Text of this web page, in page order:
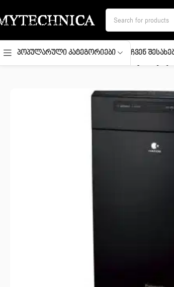
Skip to main content
Პოპულარული Კატეგორიები Ჩვენ